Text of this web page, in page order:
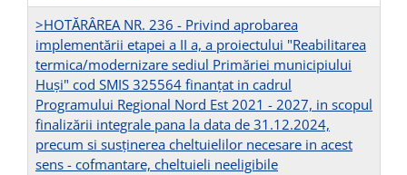
>HOTĂRÂREA NR. 236 - Privind aprobarea
implementării etapei a II a, a proiectului "Reabilitarea
termica/modernizare sediul Primăriei municipiului
Huşi" cod SMIS 325564 finanţat in cadrul
Programului Regional Nord Est 2021 - 2027, in scopul
finalizării integrale pana la data de 31.12.2024,
precum si susţinerea cheltuielilor necesare in acest
sens - cofmantare, cheltuieli neeligibile